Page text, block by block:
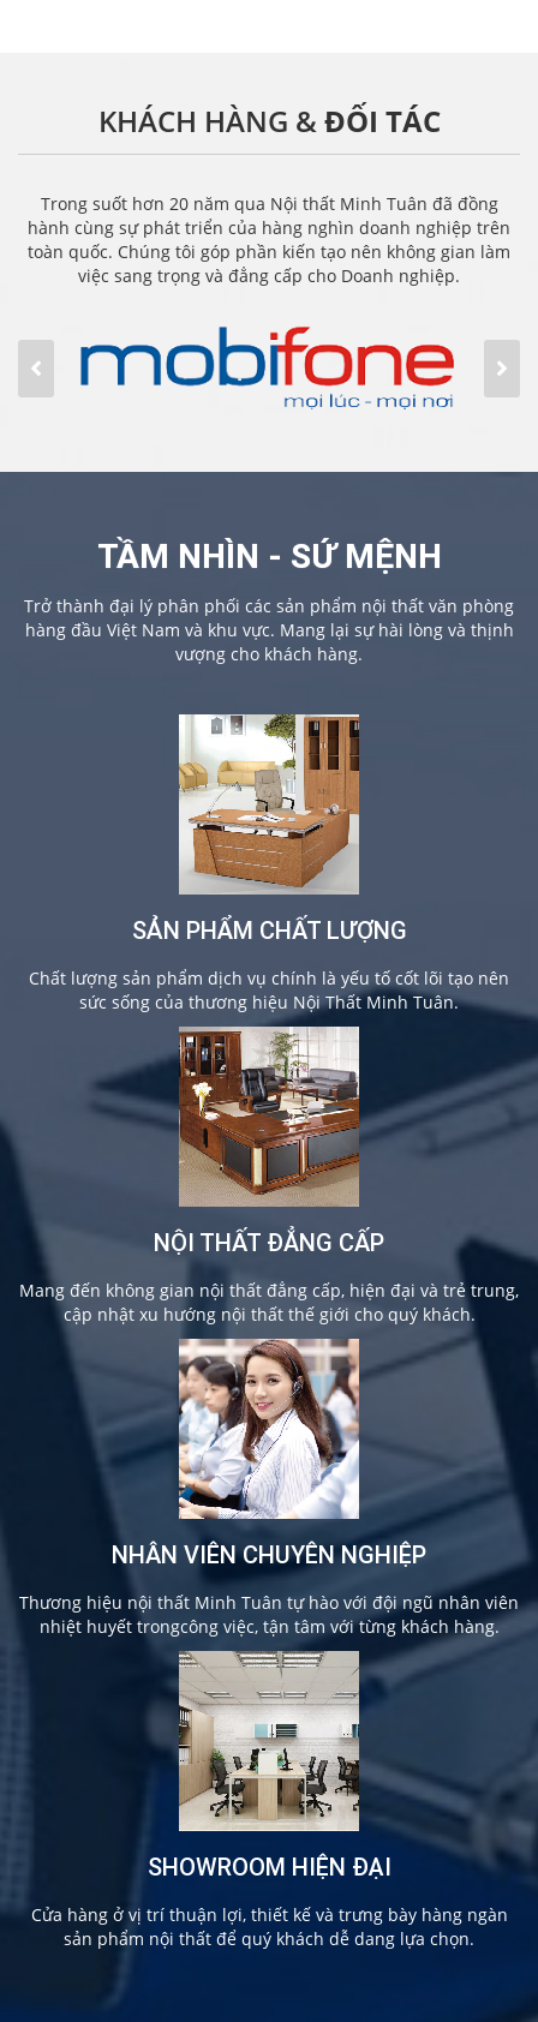
KHÁCH HÀNG &ĐỐI TÁC
Trong suốt hơn 20 năm qua Nội thất Minh Tuân đã đồng
hành cùng sự phát triển của hàng nghìn doanh nghiệp trên
toàn quốc. Chúng tôi góp phần kiến tạo nên không gian làm
việc sang trọng và đẳng cấp cho Doanh nghiệp.
TẦM NHÌN - SỨ MỆNH
Trở thành đại lý phân phối các sản phẩm nội thất văn phòng
hàng đầu Việt Nam và khu vực. Mang lại sự hài lòng và thịnh
vượng cho khách hàng.
SẢN PHẨM CHẤT LƯỢNG
Chất lượng sản phẩm dịch vụ chính là yếu tố cốt lõi tạo nên
sức sống của thương hiệu Nội Thất Minh Tuân.
NỘI THẤT ĐẲNG CẤP
Mang đến không gian nội thất đẳng cấp, hiện đại và trẻ trung,
cập nhật xu hướng nội thất thế giới cho quý khách.
NHÂN VIÊN CHUYÊN NGHIỆP
Thương hiệu nội thất Minh Tuân tự hào với đội ngũ nhân viên
nhiệt huyết trongcông việc, tận tâm với từng khách hàng.
SHOWROOM HIỆN ĐẠI
Cửa hàng ở vị trí thuận lợi, thiết kế và trưng bày hàng ngàn
sản phẩm nội thất để quý khách dễ dang lựa chọn.